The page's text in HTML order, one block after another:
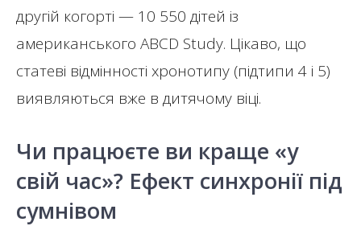
другій когорті — 10 550 дітей із
американського ABCD Study. Цікаво, що
статеві відмінності хронотипу (підтипи 4 і 5)
виявляються вже в дитячому віці.
Чи працюєте ви краще «у
свій час»? Ефект синхронії під
сумнівом